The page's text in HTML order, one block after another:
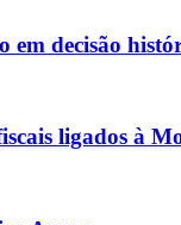
em decisão
ligados à